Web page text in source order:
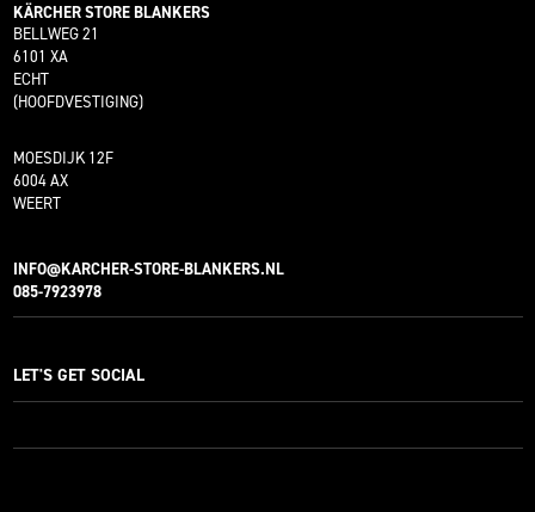
KÄRCHER STORE BLANKERS
BELLWEG 21
6101 XA
ECHT
(HOOFDVESTIGING)
MOESDIJK 12F
6004 AX
WEERT
INFO@KARCHER-STORE-BLANKERS.NL
085-7923978
LET'S GET SOCIAL